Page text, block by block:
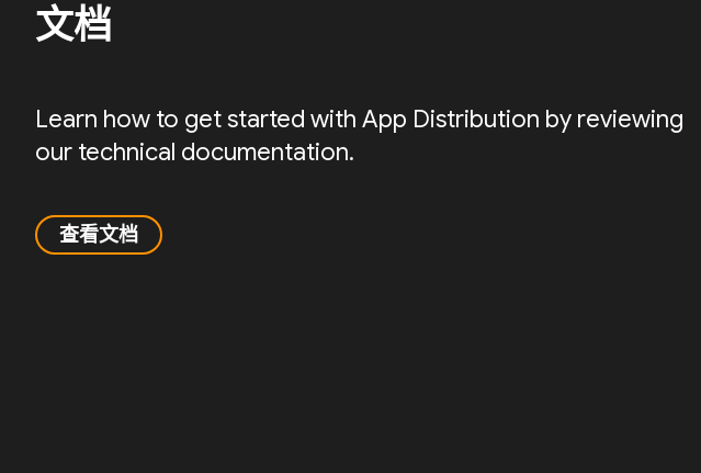
文档
Learn how to get started with App Distribution by reviewing
our technical documentation.
查看文档